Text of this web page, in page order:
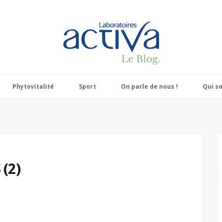
Phytovitalité Sport On parle de nous ! Qui